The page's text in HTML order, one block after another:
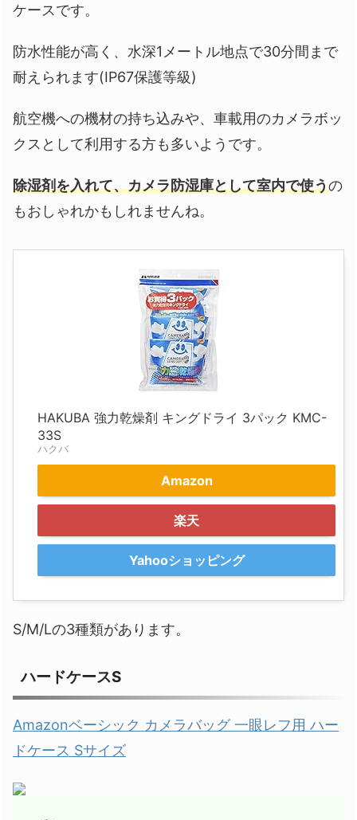
ケースです。
防水性能が高く、水深1メートル地点で30分間まで
耐えられます(IP67保護等級)
航空機への機材の持ち込みや、車載用のカメラボッ
クスとして利用する方も多いようです。
除湿剤を入れて、カメラ防湿庫として室内で使うの
もおしゃれかもしれませんね。
HAKUBA 強力乾燥剤 キングドライ 3パック KMC-
33S
ハクバ
Amazon
楽天
Yahooショッピング
S/M/Lの3種類があります。
ハードケースS
Amazonベーシック カメラバッグ 一眼レフ用 ハー
ドケース Sサイズ